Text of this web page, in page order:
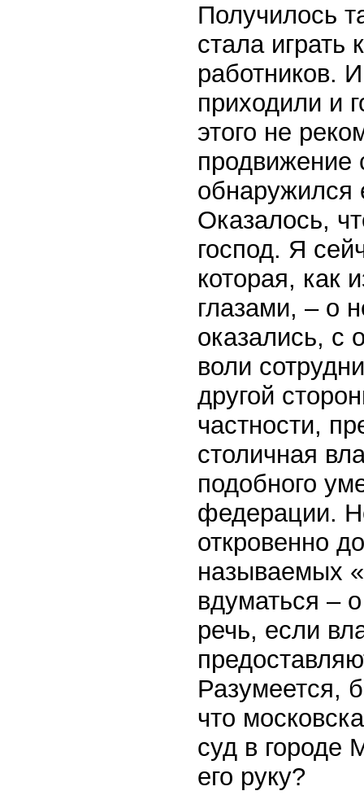
Получилось
стала играть
работников.
приходили и
этого не
продвижение
Оказалось,
господ. Я
которая, как
глазами, – о
оказались, с
воли
другой
частности,
столичная
подобного
федерации.
откровенно
называемых
вдуматься –
речь, если
Разумеется,
что
суд в городе
его руку?